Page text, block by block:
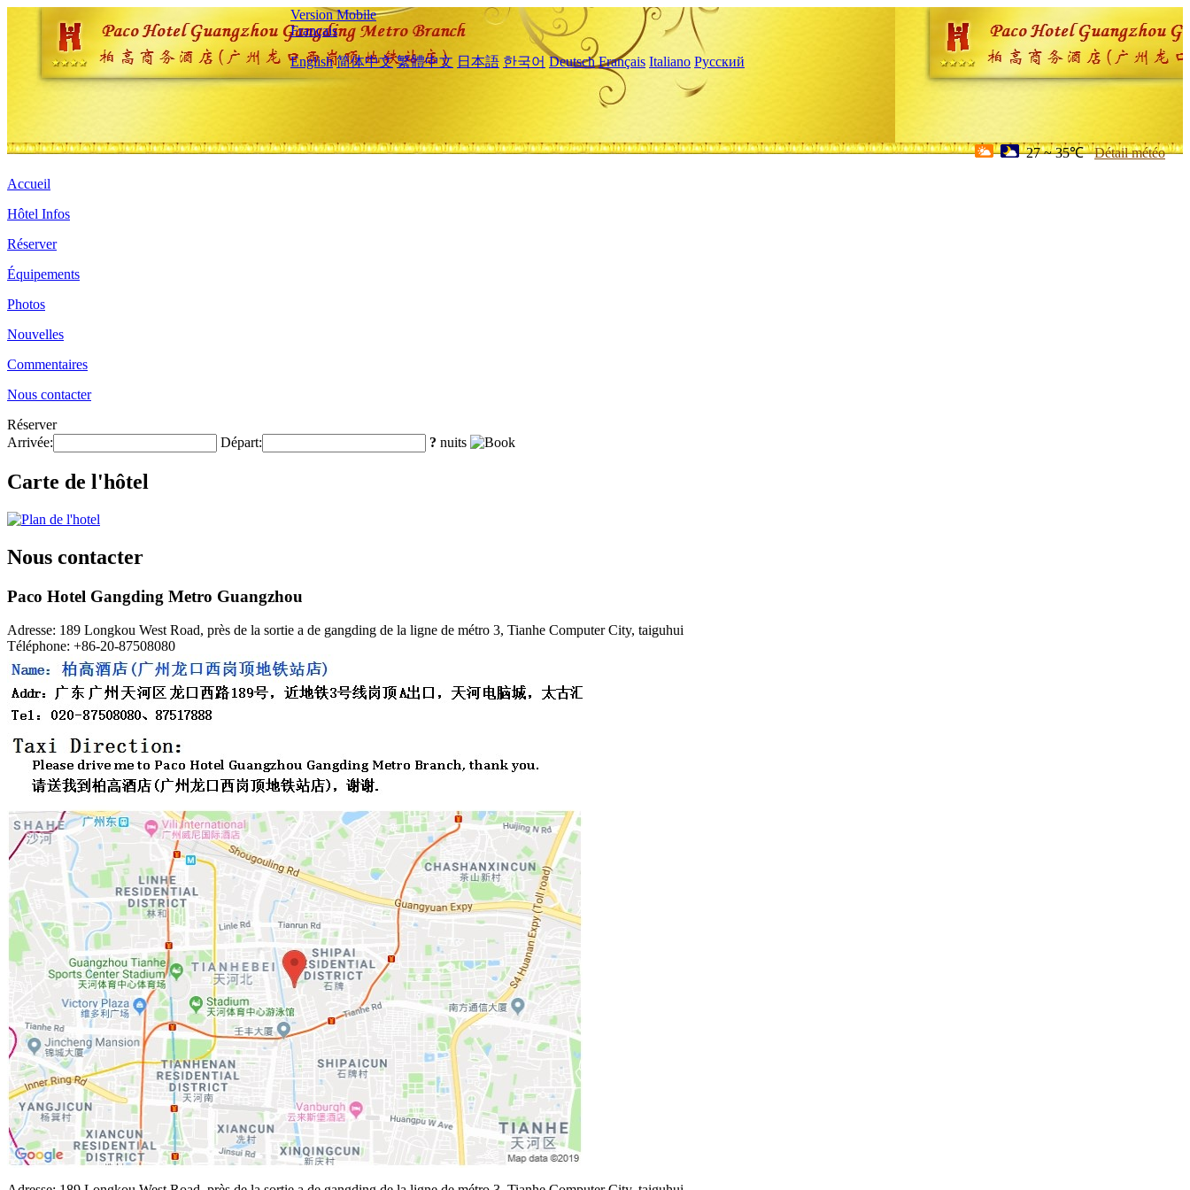
Version Mobile
Français
English 简体中文 繁體中文 日本語 한국어 Deutsch Français Italiano Русский
27 ~ 35℃ Détail météo
Accueil
Hôtel Infos
Réserver
Équipements
Photos
Nouvelles
Commentaires
Nous contacter
Réserver
Arrivée:
Départ: ? nuits
Carte de l'hôtel
Nous contacter
Paco Hotel Gangding Metro Guangzhou
Adresse: 189 Longkou West Road, près de la sortie a de gangding de la ligne de métro 3, Tianhe Computer City, taiguhui
Téléphone: +86-20-87508080